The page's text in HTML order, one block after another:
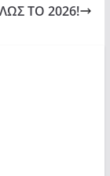
ΤΟ 2026!